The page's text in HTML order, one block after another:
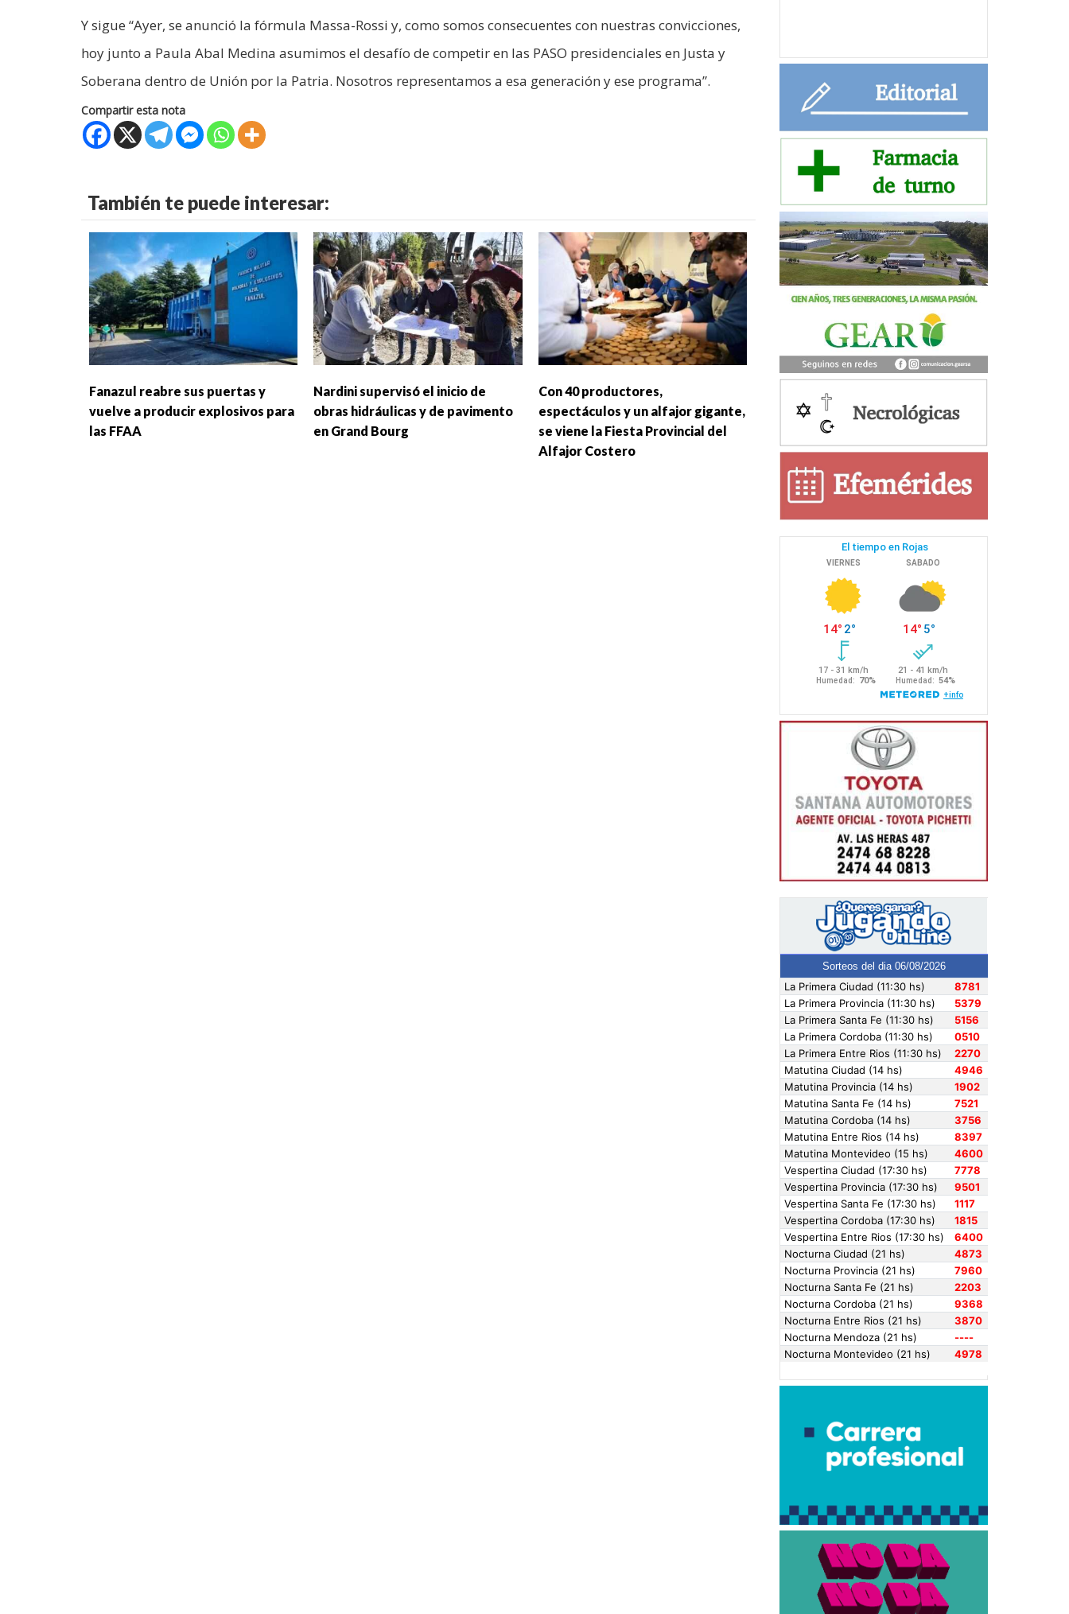
Y sigue “Ayer, se anunció la fórmula Massa-Rossi y, como somos consecuentes con nuestras convicciones,
hoy junto a Paula Abal Medina asumimos el desafío de competir en las PASO presidenciales en Justa y
Soberana dentro de Unión por la Patria. Nosotros representamos a esa generación y ese programa”.
Compartir esta nota
También te puede interesar:
Fanazul reabre sus puertas y
vuelve a producir explosivos para
las FFAA
Nardini supervisó el inicio de
obras hidráulicas y de pavimento
en Grand Bourg
Con 40 productores,
espectáculos y un alfajor gigante,
se viene la Fiesta Provincial del
Alfajor Costero